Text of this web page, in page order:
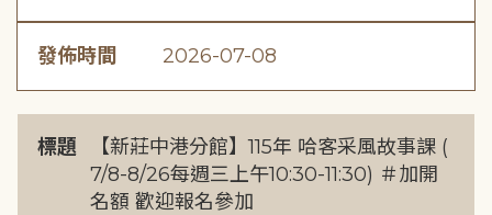
發佈時間 2026-07-08
標題
【新莊中港分館】115年 哈客采風故事課 (
7/8-8/26每週三上午10:30-11:30) ＃加開
名額 歡迎報名參加